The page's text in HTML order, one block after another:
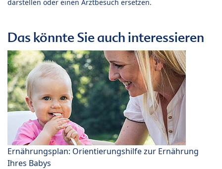
darstellen oder einen Arztbesuch ersetzen.
Das könnte Sie auch interessieren
Ernährungsplan: Orientierungshilfe zur Ernährung
Ihres Babys